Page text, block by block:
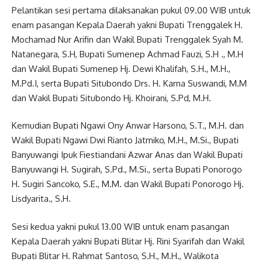
Pelantikan sesi pertama dilaksanakan pukul 09.00 WIB untuk
enam pasangan Kepala Daerah yakni Bupati Trenggalek H.
Mochamad Nur Arifin dan Wakil Bupati Trenggalek Syah M.
Natanegara, S.H, Bupati Sumenep Achmad Fauzi, S.H ., M.H
dan Wakil Bupati Sumenep Hj. Dewi Khalifah, S.H., M.H.,
M.Pd.I, serta Bupati Situbondo Drs. H. Karna Suswandi, M.M
dan Wakil Bupati Situbondo Hj. Khoirani, S.Pd, M.H.
Kemudian Bupati Ngawi Ony Anwar Harsono, S.T., M.H. dan
Wakil Bupati Ngawi Dwi Rianto Jatmiko, M.H., M.Si., Bupati
Banyuwangi Ipuk Fiestiandani Azwar Anas dan Wakil Bupati
Banyuwangi H. Sugirah, S.Pd., M.Si., serta Bupati Ponorogo
H. Sugiri Sancoko, S.E., M.M. dan Wakil Bupati Ponorogo Hj.
Lisdyarita., S.H.
Sesi kedua yakni pukul 13.00 WIB untuk enam pasangan
Kepala Daerah yakni Bupati Blitar Hj. Rini Syarifah dan Wakil
Bupati Blitar H. Rahmat Santoso, S.H., M.H., Walikota